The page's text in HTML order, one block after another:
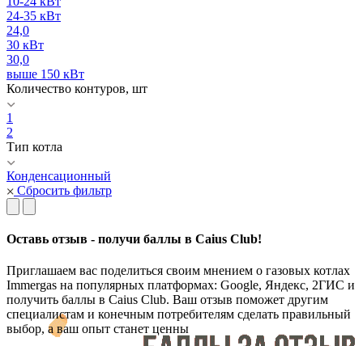
24-35 кВт
24,0
30 кВт
30,0
выше 150 кВт
Количество контуров, шт
1
2
Тип котла
Конденсационный
Сбросить фильтр
Оставь отзыв - получи баллы в Caius Club!
Приглашаем вас поделиться своим мнением о газовых котлах
Immergas на популярных платформах: Google, Яндекс, 2ГИС и
получить баллы в Caius Club. Ваш отзыв поможет другим
специалистам и конечным потребителям сделать правильный
выбор, а ваш опыт станет ценны